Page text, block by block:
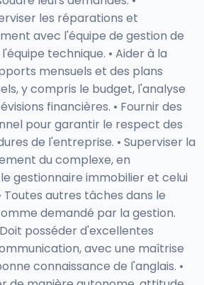
les réparations et
avec l'équipe de gestion de
technique. • Aider à la
mensuels et des plans
y compris le budget, l'analyse
financières. • Fournir des
pour garantir le respect des
de l'entreprise. • Superviser la
du complexe, en
gestionnaire immobilier et celui
autres tâches dans le
demandé par la gestion.
posséder d'excellentes
avec une maîtrise
connaissance de l'anglais. •